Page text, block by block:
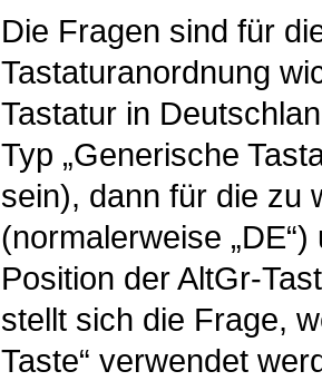
Die Fragen sind für
Tastaturanordnung
Tastatur in
Typ „Generische
sein), dann für die zu
(normalerweise
Position der AltGr-
stellt sich die Frage,
Taste“ verwendet